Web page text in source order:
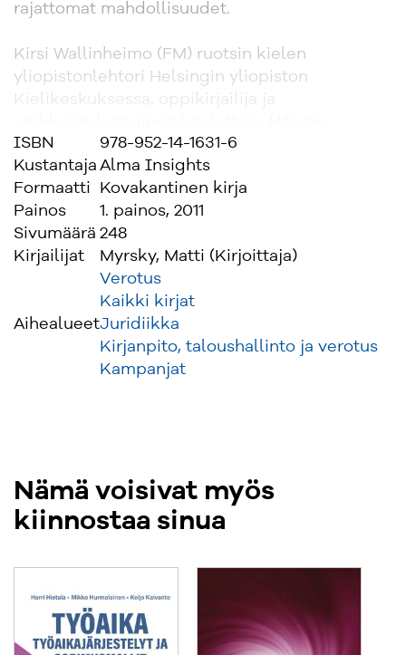
rajattomat mahdollisuudet.
Kirsi Wallinheimo (FM) ruotsin kielen
yliopistonlehtori Helsingin yliopiston
Kielikeskuksessa, oppikirjailija ja
opettanut useilla opetusasteilla ja on
hyödyntänyt pitkään verkko-opettamista
työssään. Nykyisin hän kouluttaa opettajia mm.
verkko-opetukseen.
Eino Mäkitalo (FM) on IT-alan yksityisyrittäjä,
jolla on pitkä kokemus tietoverkoista ja
hajautetuista järjestelmistä. Hän on toiminut
keskeisenä IT-asiantuntijana verkkopankkien
pioneeriaikana ja toimii konsulttina omassa
yrityksessään.
ISBN
978-952-14-1631-6
Kustantaja Alma Insights
Formaatti
Kovakantinen kirja
Painos
1. painos, 2011
Sivumäärä 248
Kirjailijat
Myrsky, Matti (Kirjoittaja)
Aihealueet
Verotus
Kaikki kirjat
Juridiikka
Kirjanpito, taloushallinto ja verotus
Kampanjat
Nämä voisivat myös
kiinnostaa sinua